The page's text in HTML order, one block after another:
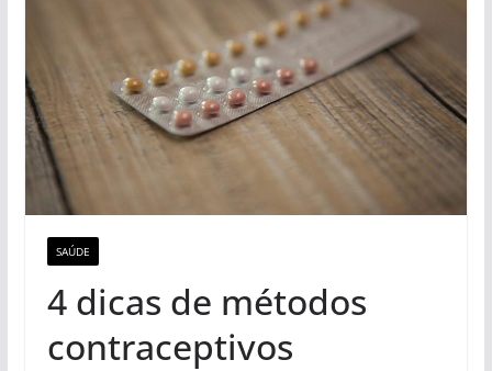
SAÚDE
4 dicas de métodos
contraceptivos